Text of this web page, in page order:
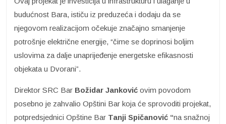
budućnost Bara, ističu iz preduzeća i dodaju da se
njegovom realizacijom očekuje značajno smanjenje
potrošnje električne energije, “čime se doprinosi boljim
uslovima za dalje unaprijeđenje energetske efikasnosti
objekata u Dvorani”.
Direktor SRC Bar Božidar Janković ovim povodom
posebno je zahvalio Opštini Bar koja će sprovoditi projekat,
potpredsjednici Opštine Bar Tanji Spičanović “na snažnoj